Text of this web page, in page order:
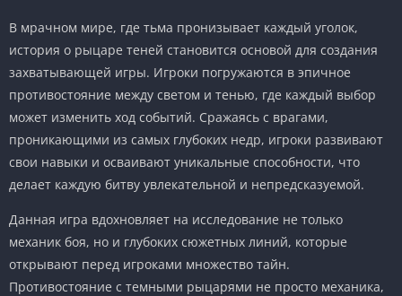
В мрачном мире, где тьма пронизывает каждый уголок,
история о рыцаре теней становится основой для создания
захватывающей игры. Игроки погружаются в эпичное
противостояние между светом и тенью, где каждый выбор
может изменить ход событий. Сражаясь с врагами,
проникающими из самых глубоких недр, игроки развивают
свои навыки и осваивают уникальные способности, что
делает каждую битву увлекательной и непредсказуемой.
Данная игра вдохновляет на исследование не только
механик боя, но и глубоких сюжетных линий, которые
открывают перед игроками множество тайн.
Противостояние с темными рыцарями не просто механика,